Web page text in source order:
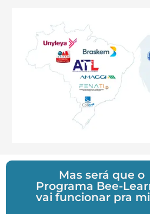
Mas será que o
Programa Bee-
vai funcionar pra